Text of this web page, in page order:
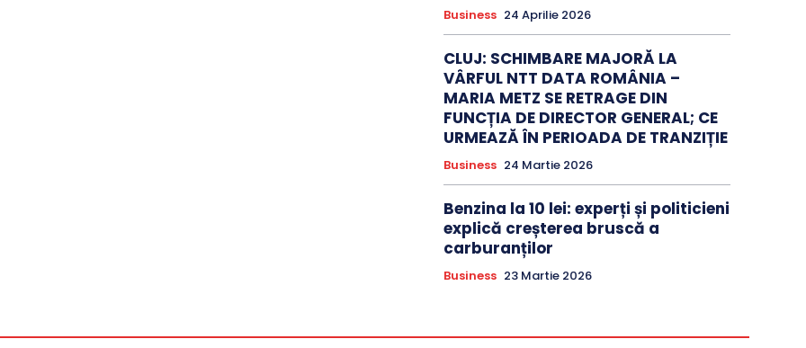
Business 24 Aprilie 2026
CLUJ: SCHIMBARE MAJORĂ LA
VÂRFUL NTT DATA ROMÂNIA –
MARIA METZ SE RETRAGE DIN
FUNCȚIA DE DIRECTOR GENERAL; CE
URMEAZĂ ÎN PERIOADA DE TRANZIȚIE
Business 24 Martie 2026
Benzina la 10 lei: experți și politicieni
explică creșterea bruscă a
carburanților
Business 23 Martie 2026